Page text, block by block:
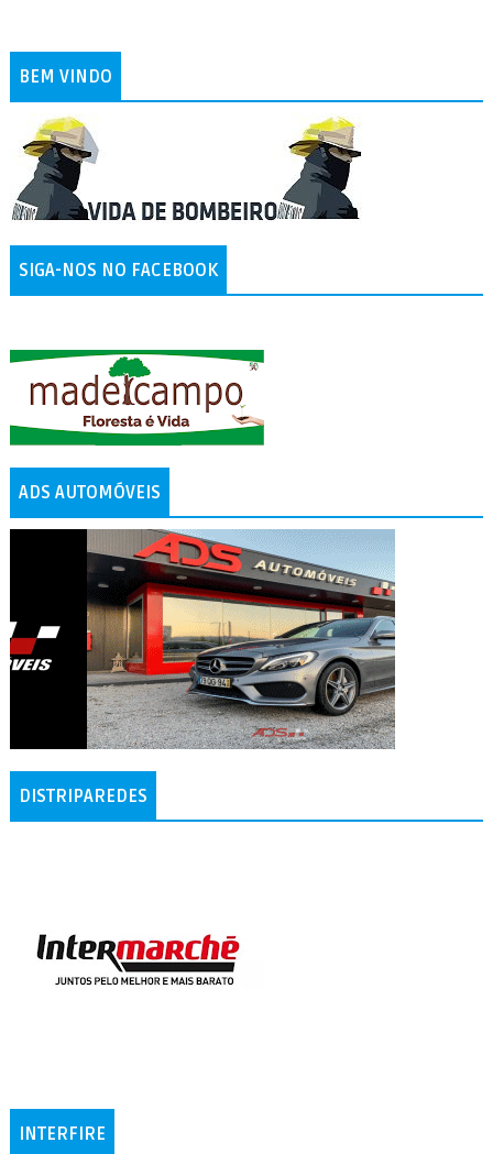
BEM VINDO
SIGA-NOS NO FACEBOOK
ADS AUTOMÓVEIS
DISTRIPAREDES
INTERFIRE